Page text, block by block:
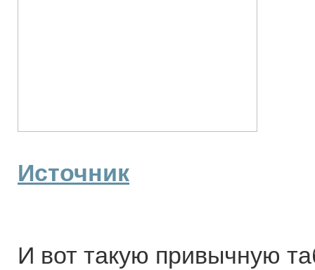
Источник
И вот такую привычную